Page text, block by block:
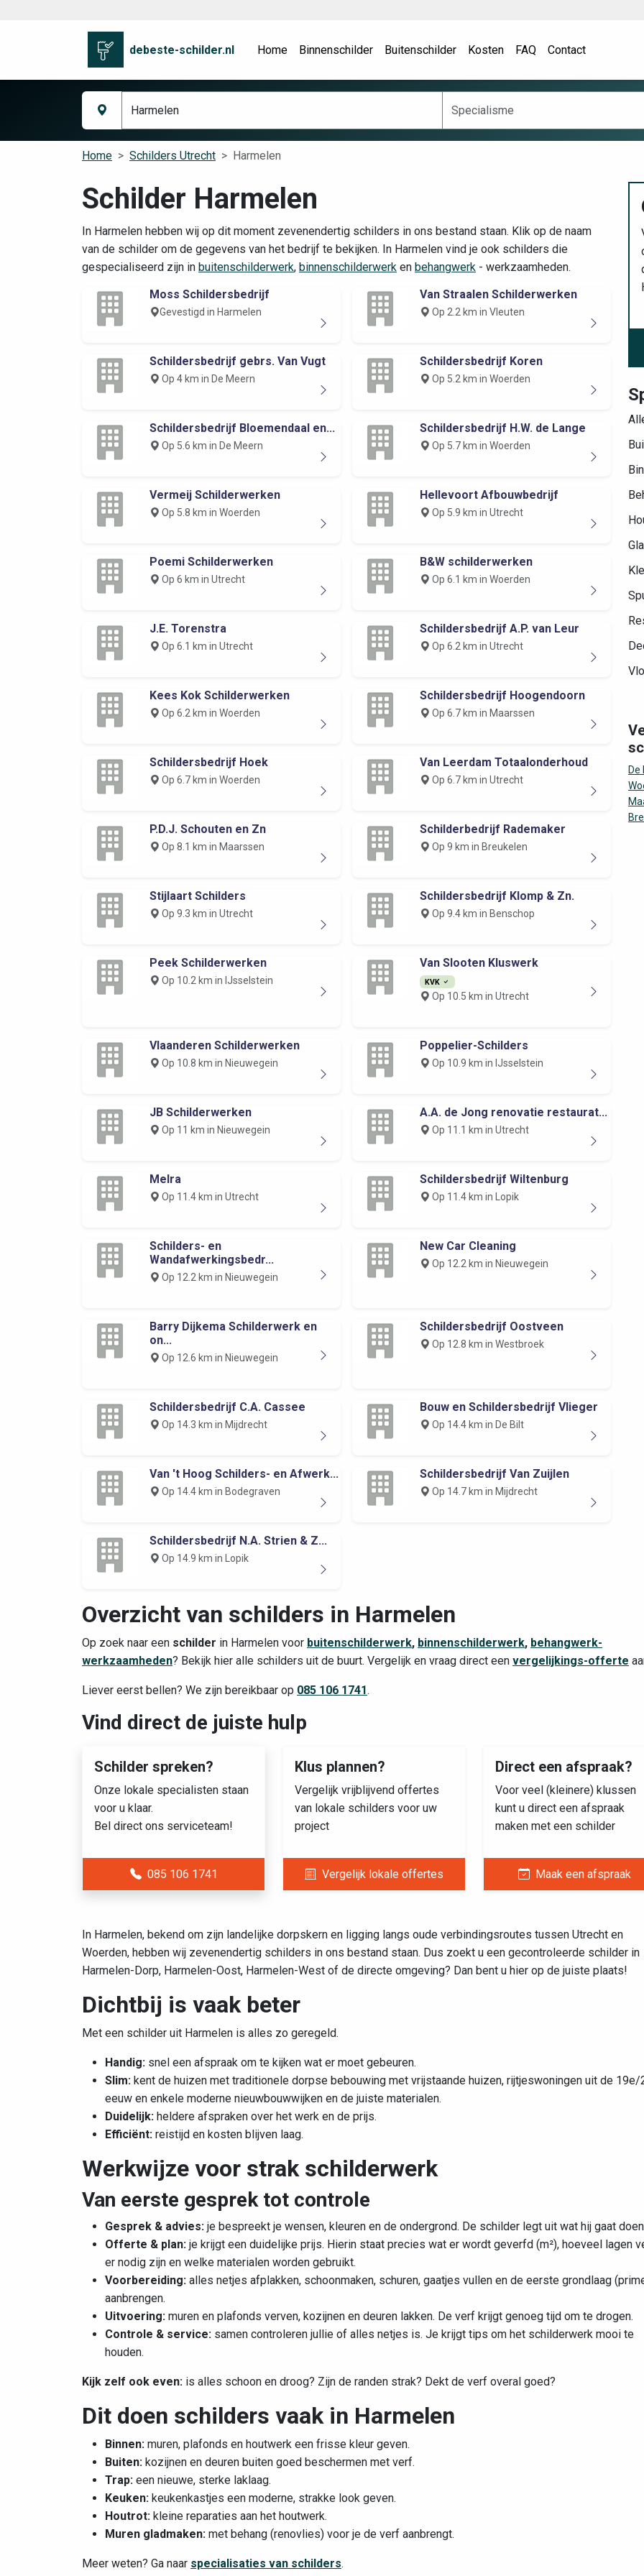
debeste-schilder.nl Home Binnenschilder Buitenschilder Kosten FAQ Contact
Home Schilders Utrecht Harmelen
Schilder Harmelen
In Harmelen hebben wij op dit moment zevenendertig schilders in ons bestand staan. Klik op de naam
van de schilder om de gegevens van het bedrijf te bekijken. In Harmelen vind je ook schilders die
gespecialiseerd zijn in buitenschilderwerk, binnenschilderwerk en behangwerk - werkzaamheden.
Moss Schildersbedrijf
Gevestigd in Harmelen
Van Straalen Schilderwerken
Op 2.2 km in Vleuten
Schildersbedrijf gebrs. Van Vugt
Op 4 km in De Meern
Schildersbedrijf Koren
Op 5.2 km in Woerden
Schildersbedrijf Bloemendaal en...
Op 5.6 km in De Meern
Schildersbedrijf H.W. de Lange
Op 5.7 km in Woerden
Vermeij Schilderwerken
Op 5.8 km in Woerden
Hellevoort Afbouwbedrijf
Op 5.9 km in Utrecht
Poemi Schilderwerken
Op 6 km in Utrecht
B&W schilderwerken
Op 6.1 km in Woerden
J.E. Torenstra
Op 6.1 km in Utrecht
Schildersbedrijf A.P. van Leur
Op 6.2 km in Utrecht
Kees Kok Schilderwerken
Op 6.2 km in Woerden
Schildersbedrijf Hoogendoorn
Op 6.7 km in Maarssen
Schildersbedrijf Hoek
Op 6.7 km in Woerden
Van Leerdam Totaalonderhoud
Op 6.7 km in Utrecht
P.D.J. Schouten en Zn
Op 8.1 km in Maarssen
Schilderbedrijf Rademaker
Op 9 km in Breukelen
Stijlaart Schilders
Op 9.3 km in Utrecht
Schildersbedrijf Klomp & Zn.
Op 9.4 km in Benschop
Peek Schilderwerken
Op 10.2 km in IJsselstein
Van Slooten Kluswerk
KVK
Op 10.5 km in Utrecht
Vlaanderen Schilderwerken
Op 10.8 km in Nieuwegein
Poppelier-Schilders
Op 10.9 km in IJsselstein
JB Schilderwerken
Op 11 km in Nieuwegein
A.A. de Jong renovatie restaurat...
Op 11.1 km in Utrecht
Melra
Op 11.4 km in Utrecht
Schildersbedrijf Wiltenburg
Op 11.4 km in Lopik
Schilders- en
Wandafwerkingsbedr...
Op 12.2 km in Nieuwegein
New Car Cleaning
Op 12.2 km in Nieuwegein
Barry Dijkema Schilderwerk en
on...
Op 12.6 km in Nieuwegein
Schildersbedrijf Oostveen
Op 12.8 km in Westbroek
Schildersbedrijf C.A. Cassee
Op 14.3 km in Mijdrecht
Bouw en Schildersbedrijf Vlieger
Op 14.4 km in De Bilt
Van 't Hoog Schilders- en Afwerk...
Op 14.4 km in Bodegraven
Schildersbedrijf Van Zuijlen
Op 14.7 km in Mijdrecht
Schildersbedrijf N.A. Strien & Z...
Op 14.9 km in Lopik
De
Overzicht van schilders in Harmelen
Op zoek naar een schilder in Harmelen voor buitenschilderwerk, binnenschilderwerk, behangwerk-
werkzaamheden? Bekijk hier alle schilders uit de buurt. Vergelijk en vraag direct een vergelijkings-offerte
Liever eerst bellen? We zijn bereikbaar op 085 106 1741.
Vind direct de juiste hulp
Schilder spreken?
Onze lokale specialisten staan
voor u klaar.
Bel direct ons serviceteam!
085 106 1741
Klus plannen?
Vergelijk vrijblijvend offertes
van lokale schilders voor uw
project
Vergelijk lokale offertes
Direct een afspraak?
Voor veel (kleinere) klussen
kunt u direct een afspraak
maken met een schilder
Maak een afspraak
In Harmelen, bekend om zijn landelijke dorpskern en ligging langs oude verbindingsroutes tussen Utrecht en
Woerden, hebben wij zevenendertig schilders in ons bestand staan. Dus zoekt u een gecontroleerde schilder in
Harmelen-Dorp, Harmelen-Oost, Harmelen-West of de directe omgeving? Dan bent u hier op de juiste plaats!
Dichtbij is vaak beter
Met een schilder uit Harmelen is alles zo geregeld.
Handig: snel een afspraak om te kijken wat er moet gebeuren.
Slim: kent de huizen met traditionele dorpse bebouwing met vrijstaande huizen, rijtjeswoningen uit de 19e/
eeuw en enkele moderne nieuwbouwwijken en de juiste materialen.
Duidelijk: heldere afspraken over het werk en de prijs.
Efficiënt: reistijd en kosten blijven laag.
Werkwijze voor strak schilderwerk
Van eerste gesprek tot controle
Gesprek & advies: je bespreekt je wensen, kleuren en de ondergrond. De schilder legt uit wat hij gaat
Offerte & plan: je krijgt een duidelijke prijs. Hierin staat precies wat er wordt geverfd (m²), hoeveel lagen
er nodig zijn en welke materialen worden gebruikt.
Voorbereiding: alles netjes afplakken, schoonmaken, schuren, gaatjes vullen en de eerste grondlaag
aanbrengen.
Uitvoering: muren en plafonds verven, kozijnen en deuren lakken. De verf krijgt genoeg tijd om te drogen.
Controle & service: samen controleren jullie of alles netjes is. Je krijgt tips om het schilderwerk mooi te
houden.
Kijk zelf ook even: is alles schoon en droog? Zijn de randen strak? Dekt de verf overal goed?
Dit doen schilders vaak in Harmelen
Binnen: muren, plafonds en houtwerk een frisse kleur geven.
Buiten: kozijnen en deuren buiten goed beschermen met verf.
Trap: een nieuwe, sterke laklaag.
Keuken: keukenkastjes een moderne, strakke look geven.
Houtrot: kleine reparaties aan het houtwerk.
Muren gladmaken: met behang (renovlies) voor je de verf aanbrengt.
Meer weten? Ga naar specialisaties van schilders.